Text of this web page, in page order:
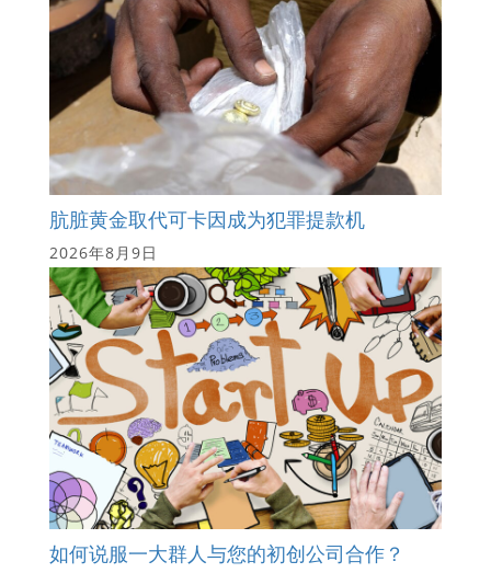
肮脏黄金取代可卡因成为犯罪提款机
2026年8月9日
如何说服一大群人与您的初创公司合作？